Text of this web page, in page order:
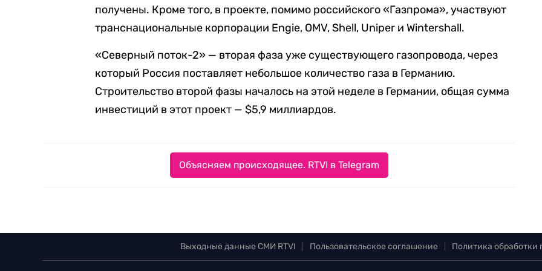
получены. Кроме того, в проекте, помимо российского «Газпрома», участвуют
транснациональные корпорации Engie, OMV, Shell, Uniper и Wintershall.
«Северный поток-2» — вторая фаза уже существующего газопровода, через
который Россия поставляет небольшое количество газа в Германию.
Строительство второй фазы началось на этой неделе в Германии, общая сумма
инвестиций в этот проект — $5,9 миллиардов.
Объясняем происходящее. RTVI в Telegram
Выходные данные СМИ RTVI Пользовательское соглашение Политика